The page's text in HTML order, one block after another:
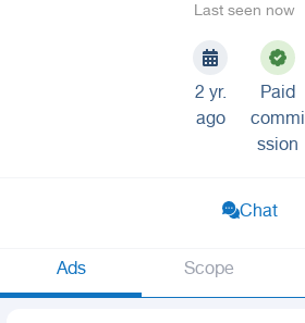
Last seen now
2 yr.
ago
Paid
commi
ssion
Chat
Ads Scope